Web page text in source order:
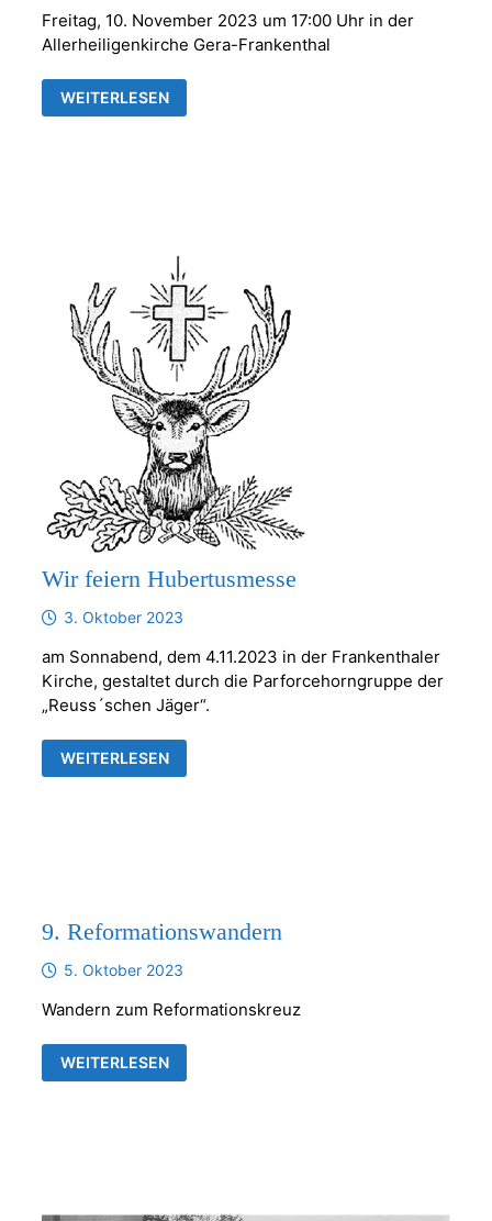
Freitag, 10. November 2023 um 17:00 Uhr in der
Allerheiligenkirche Gera-Frankenthal
MARTINSFEST
MIT
WEITERLESEN
Wir feiern Hubertusmesse
3. Oktober 2023
am Sonnabend, dem 4.11.2023 in der Frankenthaler
Kirche, gestaltet durch die Parforcehorngruppe der
„Reuss´schen Jäger“.
WIR
FEIERN
WEITERLESEN
9. Reformationswandern
5. Oktober 2023
Wandern zum Reformationskreuz
9.
REFORMATIONSWANDERN
WEITERLESEN